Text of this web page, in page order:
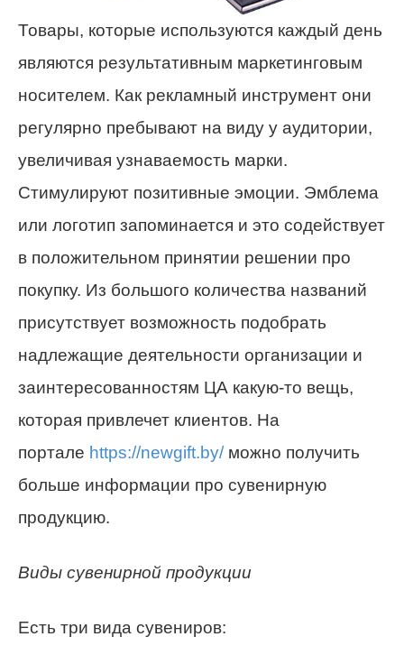
Товары, которые используются каждый день
являются результативным маркетинговым
носителем. Как рекламный инструмент они
регулярно пребывают на виду у аудитории,
увеличивая узнаваемость марки.
Стимулируют позитивные эмоции. Эмблема
или логотип запоминается и это содействует
в положительном принятии решении про
покупку. Из большого количества названий
присутствует возможность подобрать
надлежащие деятельности организации и
заинтересованностям ЦА какую-то вещь,
которая привлечет клиентов. На
портале https://newgift.by/можно получить
больше информации про сувенирную
продукцию.
Виды сувенирной продукции
Есть три вида сувениров: